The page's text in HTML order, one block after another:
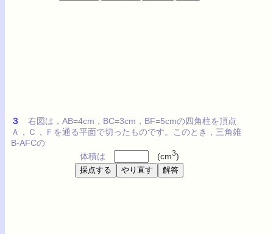
３ 右図は，AB=4cm，BC=3cm，BF=5cmの四角柱を頂点
Ａ，Ｃ，Ｆを通る平面で切ったものです。このとき，三角錐
B-AFCの
体積は
(cm3)